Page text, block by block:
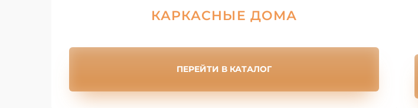
КАРКАСНЫЕ ДОМА
ПЕРЕЙТИ В КАТАЛОГ